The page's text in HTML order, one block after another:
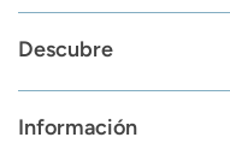
Descubre
Información